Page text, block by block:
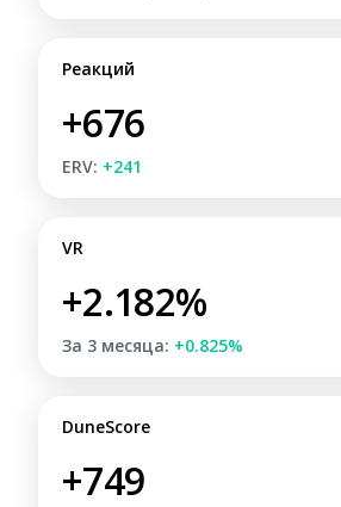
Реакций
+676
ERV: +241
VR
+2.182%
За 3 месяца: +0.825%
DuneScore
+749